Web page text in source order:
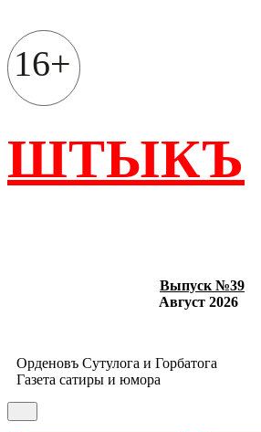
содержимому
16+
ШТЫКЪ
Выпуск №39
Август 2026
Орденовъ Сутулога и Горбатога
Газета сатиры и юмора
Открыть